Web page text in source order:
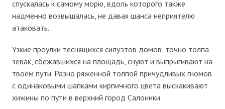
спускалась к самому морю, вдоль которого также
надменно возвышалась, не давая шанса неприятелю
атаковать.
Узкие проулки теснящихся силуэтов домов, точно толпа
зевак, сбежавшихся на площадь, снуют и выпрыгивают на
твоём пути. Разно ряженной толпой причудливых гномов
с одинаковыми шапками кирпичного цвета выскакивают
хижины по пути в верхний город Салоники.